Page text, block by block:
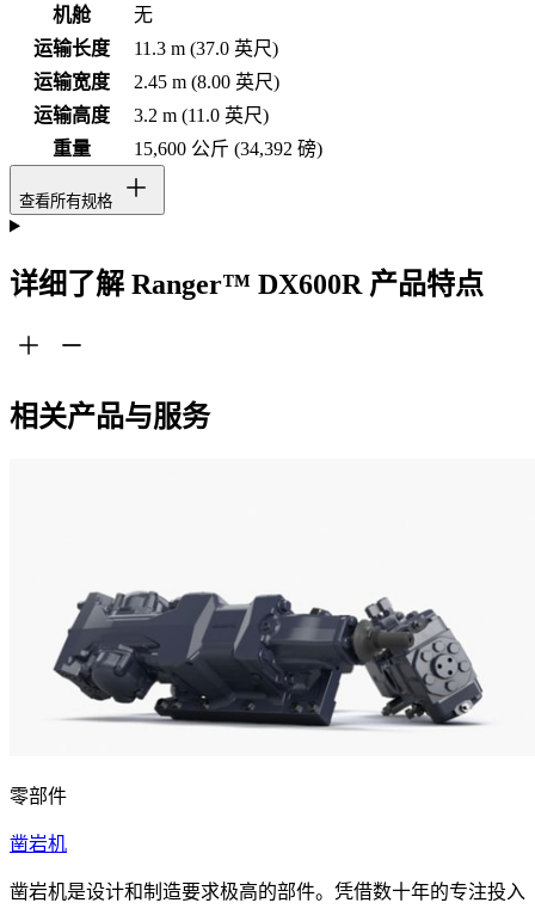
机舱
无
运输长度
11.3 m (37.0 英尺)
运输宽度
2.45 m (8.00 英尺)
运输高度
3.2 m (11.0 英尺)
重量
15,600 公斤 (34,392 磅)
查看所有规格
详细了解 Ranger™ DX600R 产品特点
相关产品与服务
零部件
凿岩机
凿岩机是设计和制造要求极高的部件。凭借数十年的专注投入